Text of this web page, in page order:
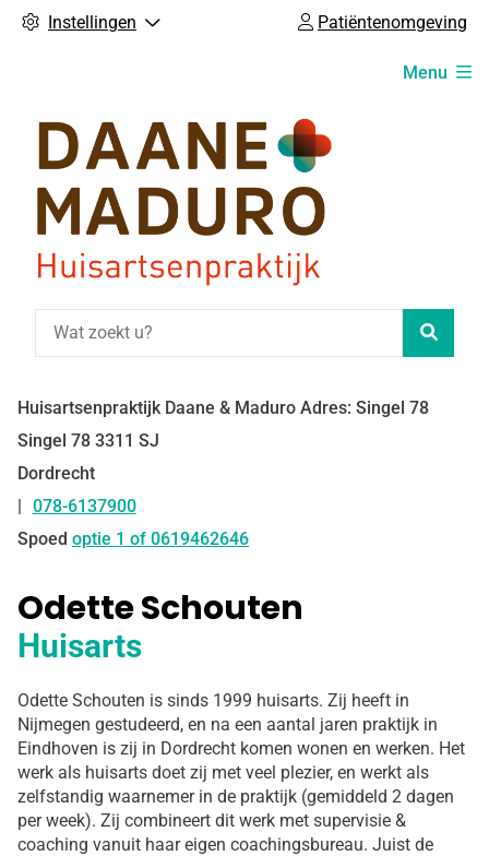
Instellingen Patiëntenomgeving
Menu
Huisartsenpraktijk Daane & Maduro Adres: Singel 78
Singel 78 3311 SJ
Dordrecht
Tel:
078-6137900
Spoed optie 1 of 0619462646
Odette Schouten
Huisarts
Odette Schouten is sinds 1999 huisarts. Zij heeft in
Nijmegen gestudeerd, en na een aantal jaren praktijk in
Eindhoven is zij in Dordrecht komen wonen en werken. Het
werk als huisarts doet zij met veel plezier, en werkt als
zelfstandig waarnemer in de praktijk (gemiddeld 2 dagen
per week). Zij combineert dit werk met supervisie &
coaching vanuit haar eigen coachingsbureau. Juist de